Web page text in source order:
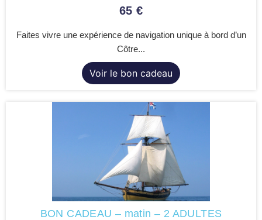
65 €
Faites vivre une expérience de navigation unique à bord d’un
Côtre...
Voir le bon cadeau
BON CADEAU – matin – 2 ADULTES